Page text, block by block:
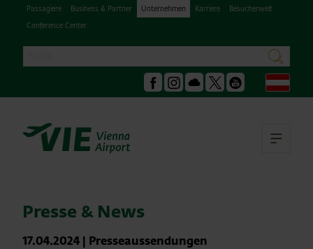
Passagiere Business & Partner Unternehmen Karriere
Besucherwelt
Conference Center
suchen
Facebook
Instagram
Podcast Youtube
Presse & News
17.04.2024 | Presseaussendungen